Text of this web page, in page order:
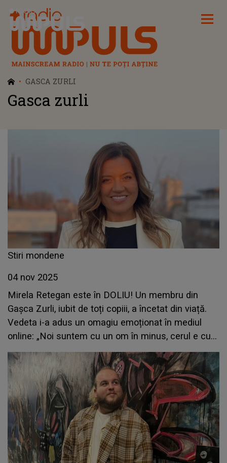
Radio Impuls
GASCA ZURLI
Gasca zurli
Stiri mondene
04 nov 2025
Mirela Retegan este în DOLIU! Un membru din
Gașca Zurli, iubit de toți copiii, a încetat din viață.
Vedeta i-a adus un omagiu emoționat în mediul
online: „Noi suntem cu un om în minus, cerul e cu
un înger în plus”